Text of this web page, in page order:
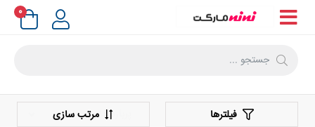
۰
فیلترها مرتب سازی